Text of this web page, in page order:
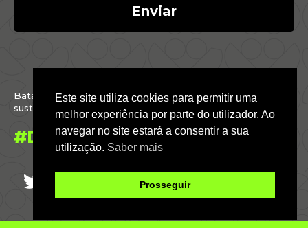
Batalhamos por um Brasil justo, inclusivo,
sustentável e conectado com o mundo.
#DáParaFazer
Enviar
Este site utiliza cookies para permitir uma
melhor experiência por parte do utilizador. Ao
navegar no site estará a consentir a sua
utilização. Saber mais
Prosseguir